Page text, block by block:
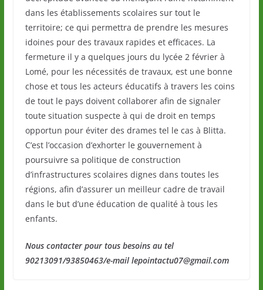
dans les établissements scolaires sur tout le
territoire; ce qui permettra de prendre les mesures
idoines pour des travaux rapides et efficaces. La
fermeture il y a quelques jours du lycée 2 février à
Lomé, pour les nécessités de travaux, est une bonne
chose et tous les acteurs éducatifs à travers les coins
de tout le pays doivent collaborer afin de signaler
toute situation suspecte à qui de droit en temps
opportun pour éviter des drames tel le cas à Blitta.
C’est l’occasion d’exhorter le gouvernement à
poursuivre sa politique de construction
d’infrastructures scolaires dignes dans toutes les
régions, afin d’assurer un meilleur cadre de travail
dans le but d’une éducation de qualité à tous les
enfants.
Nous contacter pour tous besoins au tel
90213091/93850463/e-mail lepointactu07@gmail.com